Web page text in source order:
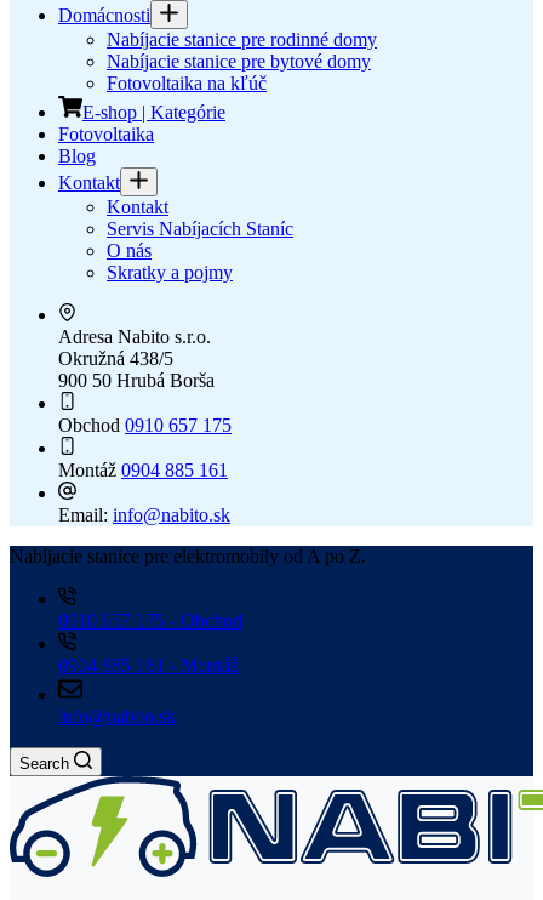
Domácnosti
Nabíjacie stanice pre rodinné domy
Nabíjacie stanice pre bytové domy
Fotovoltaika na kľúč
E-shop | Kategórie
Fotovoltaika
Blog
Kontakt
Kontakt
Servis Nabíjacích Staníc
O nás
Skratky a pojmy
Adresa Nabito s.r.o.
Okružná 438/5
900 50 Hrubá Borša
Obchod 0910 657 175
Montáž 0904 885 161
Email: info@nabito.sk
Nabíjacie stanice pre elektromobily od A po Z.
0910 657 175 - Obchod
0904 885 161 - Montáž
info@nabito.sk
Search